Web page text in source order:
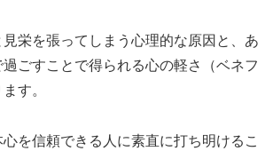
栄を張ってしまう心理的な原因と、あ
ごすことで得られる心の軽さ（ベネフ
す。
を信頼できる人に素直に打ち明けるこ